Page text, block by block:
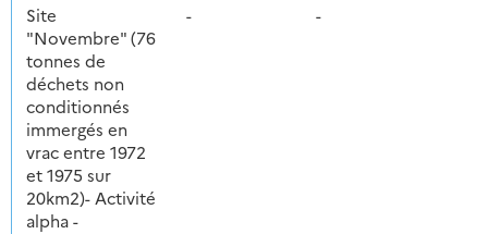
Site
"Novembre" (76
tonnes de
déchets non
conditionnés
immergés en
vrac entre 1972
et 1975 sur
20km2)- Activité
alpha -
- -